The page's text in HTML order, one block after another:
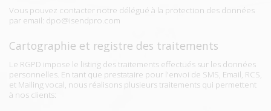
Vous pouvez contacter notre délégué à la protection des données
par email: dpo@isendpro.com
Cartographie et registre des traitements
Le RGPD impose le listing des traitements effectués sur les données
personnelles. En tant que prestataire pour l'envoi de SMS, Email, RCS,
et Mailing vocal, nous réalisons plusieurs traitements qui permettent
à nos clients: